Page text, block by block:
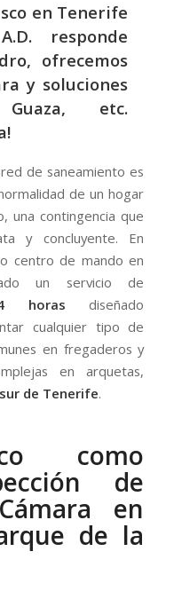
en Tenerife
responde
ofrecemos
y soluciones
etc.
de saneamiento es
de un hogar
una contingencia que
y concluyente. En
centro de mando en
un servicio de
horas diseñado
cualquier tipo de
en fregaderos y
en arquetas,
sur de Tenerife.
como
de
en
de la